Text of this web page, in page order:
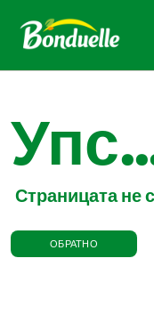
Страницата не
ОБРАТНО